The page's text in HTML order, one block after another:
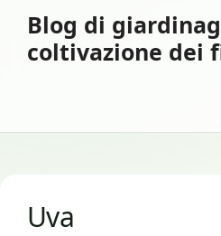
contenuto
Blog di
coltivazione dei
Uva